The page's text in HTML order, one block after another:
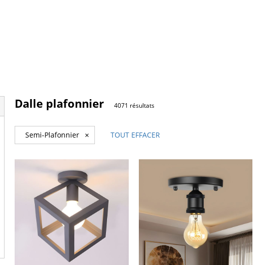
Dalle plafonnier 4071 résultats
Semi-Plafonnier × TOUT EFFACER